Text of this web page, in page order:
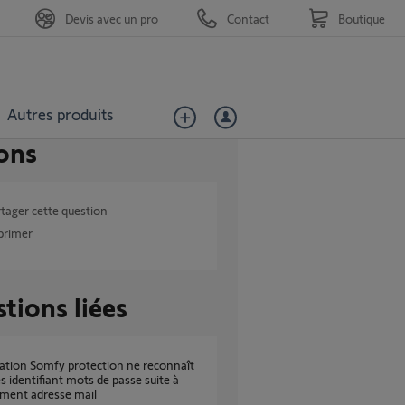
Autres produits
Devis avec un pro Contact Boutique
cette question
liées
identifiant mots de passe suite à
adresse mail